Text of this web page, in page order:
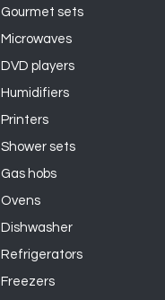
Gourmet sets
Microwaves
DVD players
Humidifiers
Printers
Shower sets
Gas hobs
Ovens
Dishwasher
Refrigerators
Freezers